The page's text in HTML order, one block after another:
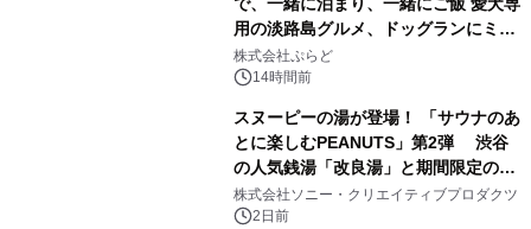
で、一緒に泊まり、一緒にご飯 愛犬専
用の淡路島グルメ、ドッグランにミニ
プール グランピングとトレーラーハウ
スの2施設で
株式会社ぷらど
14時間前
スヌーピーの湯が登場！ 「サウナのあ
とに楽しむPEANUTS」第2弾 渋谷
の人気銭湯「改良湯」と期間限定のコ
ラボレーション サウナイキタイコラ
ボグッズも発売決定！
株式会社ソニー・クリエイティブプロダクツ
2日前